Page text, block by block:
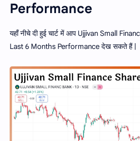
Performance
यहाँ नीचे दी हुई चार्ट में आप Ujjivan Small
Last 6 Months Performance देख सकते हैं |